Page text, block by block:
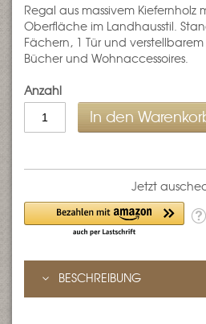
Regal aus massivem
Oberfläche im Landhausstil.
Fächern, 1 Tür und
Bücher und Wohnaccessoires.
Anzahl
In den
Jetzt
BESCHREIBUNG